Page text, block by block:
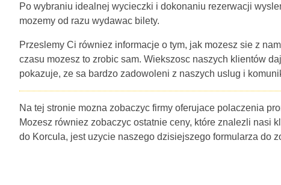
Po wybraniu idealnej wycieczki i dokonaniu rezerwacji
mozemy od razu wydawac bilety.
Przeslemy Ci równiez informacje o tym, jak mozesz sie z
czasu mozesz to zrobic sam. Wiekszosc naszych klientów
pokazuje, ze sa bardzo zadowoleni z naszych uslug i
Na tej stronie mozna zobaczyc firmy oferujace polaczenia
Mozesz równiez zobaczyc ostatnie ceny, które znalezli nasi
do Korcula, jest uzycie naszego dzisiejszego formularza do